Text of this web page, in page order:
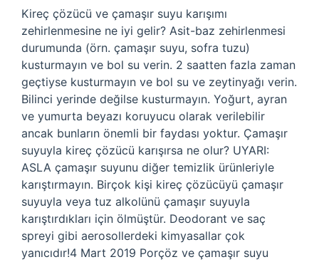
Kireç çözücü ve çamaşır suyu karışımı
zehirlenmesine ne iyi gelir? Asit-baz zehirlenmesi
durumunda (örn. çamaşır suyu, sofra tuzu)
kusturmayın ve bol su verin. 2 saatten fazla zaman
geçtiyse kusturmayın ve bol su ve zeytinyağı verin.
Bilinci yerinde değilse kusturmayın. Yoğurt, ayran
ve yumurta beyazı koruyucu olarak verilebilir
ancak bunların önemli bir faydası yoktur. Çamaşır
suyuyla kireç çözücü karışırsa ne olur? UYARI:
ASLA çamaşır suyunu diğer temizlik ürünleriyle
karıştırmayın. Birçok kişi kireç çözücüyü çamaşır
suyuyla veya tuz alkolünü çamaşır suyuyla
karıştırdıkları için ölmüştür. Deodorant ve saç
spreyi gibi aerosollerdeki kimyasallar çok
yanıcıdır!4 Mart 2019 Porçöz ve çamaşır suyu